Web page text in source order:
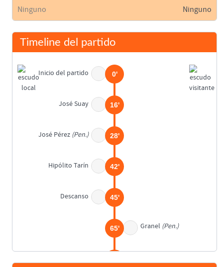
Ninguno Ninguno
Timeline del partido
Inicio del partido 0'
José Suay 16'
José Pérez (Pen.) 28'
Hipólito Tarín 42'
Descanso 45'
Granel (Pen.)
65'